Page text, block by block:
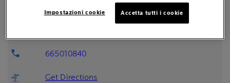
54
665010840
Get Directions
Impostazioni cookie Accetta tutti i cookie